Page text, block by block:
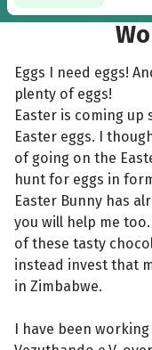
Eggs I need eggs!
plenty of eggs!
Easter is coming
Easter eggs. I
of going on the
hunt for eggs in
Easter Bunny has
you will help me
of these tasty
instead invest that
in Zimbabwe.
I have been